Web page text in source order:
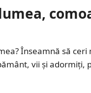
Înseamnă să ceri
vii și adormiți,